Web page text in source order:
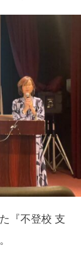
『不登校 支